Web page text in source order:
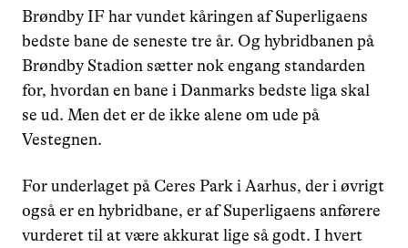
Brøndby IF har vundet kåringen af Superligaens
bedste bane de seneste tre år. Og hybridbanen på
Brøndby Stadion sætter nok engang standarden
for, hvordan en bane i Danmarks bedste liga skal
se ud. Men det er de ikke alene om ude på
Vestegnen.
For underlaget på Ceres Park i Aarhus, der i øvrigt
også er en hybridbane, er af Superligaens anførere
vurderet til at være akkurat lige så godt. I hvert